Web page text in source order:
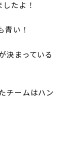
たよ！
青い！
決まっている
チームはハン